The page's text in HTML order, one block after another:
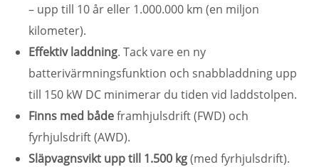
– upp till 10 år eller 1.000.000 km (en miljon
kilometer).
Effektiv laddning. Tack vare en ny
batterivärmningsfunktion och snabbladdning upp
till 150 kW DC minimerar du tiden vid laddstolpen.
Finns med bådeframhjulsdrift (FWD) och
fyrhjulsdrift (AWD).
Släpvagnsvikt upp till 1.500 kg(med fyrhjulsdrift).